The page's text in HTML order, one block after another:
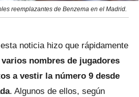
reemplazantes de Benzema en el Madrid.
noticia hizo que rápidamente
varios nombres de jugadores
a vestir la número 9 desde
. Algunos de ellos, según